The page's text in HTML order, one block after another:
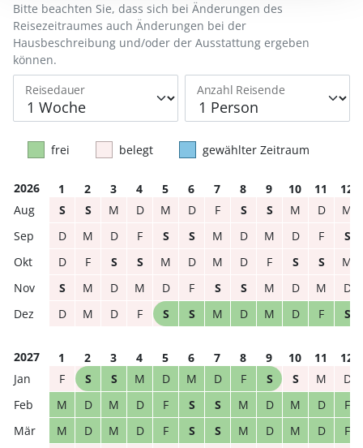
Reisedauer Anzahl Reisende
Bitte beachten Sie, dass sich bei Änderungen des
Reisezeitraumes auch Änderungen bei der
Hausbeschreibung und/oder der Ausstattung ergeben
können.
frei belegt gewählter Zeitraum
2026 1 2 3 4 5 6 7 8 9 10 11
12
S
S M D M D F S S M D
M
D
M D F S S M D M D F
S
D
F S S M D M D F S S
M
S
M D M D F S S M D M
D
D
M D F S S M D M D F S
2027 1 2 3 4 5 6 7 8 9 10 11
12
F
S S M D M D F S S M
D
M
D M D F S S M D M D
F
M
D M D F S S M D M D
F